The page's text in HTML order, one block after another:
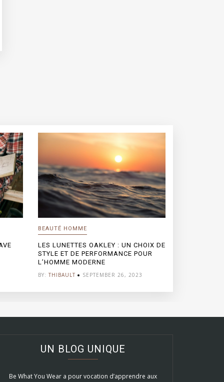
BEAUTÉ HOMME
LES LUNETTES OAKLEY : UN CHOIX DE
STYLE ET DE PERFORMANCE POUR
L’HOMME MODERNE
BY: THIBAULT SEPTEMBER 26, 2023
UN BLOG UNIQUE
Be What You Wear a pour vocation d’apprendre aux